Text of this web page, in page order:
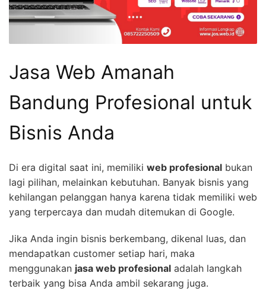
Jasa Web Amanah
Bandung Profesional untuk
Bisnis Anda
Di era digital saat ini, memiliki web profesional bukan
lagi pilihan, melainkan kebutuhan. Banyak bisnis yang
kehilangan pelanggan hanya karena tidak memiliki web
yang terpercaya dan mudah ditemukan di Google.
Jika Anda ingin bisnis berkembang, dikenal luas, dan
mendapatkan customer setiap hari, maka
menggunakan jasa web profesional adalah langkah
terbaik yang bisa Anda ambil sekarang juga.